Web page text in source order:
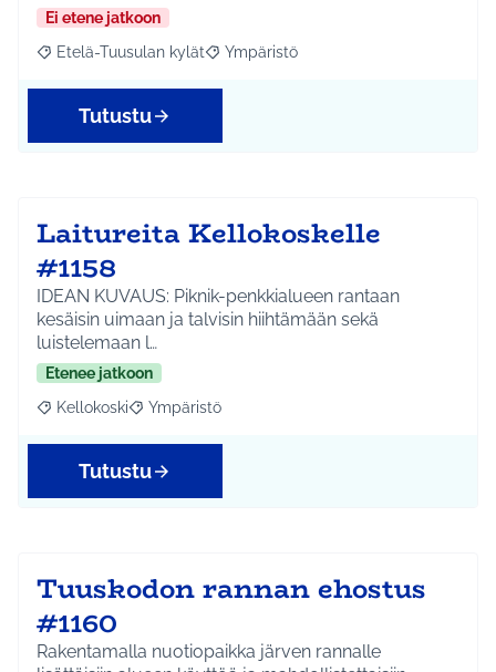
Ei etene jatkoon
Rajaa tulokset aihepiirin mukaan: Etelä-Tuusulan kylät
Etelä-Tuusulan kylät Rajaa tulokset teeman mukaan:
Ympäristö
Tutustu
Laitureita Kellokoskelle
#1158
IDEAN KUVAUS: Piknik-penkkialueen rantaan
kesäisin uimaan ja talvisin hiihtämään sekä
luistelemaan l…
Etenee jatkoon
Rajaa tulokset aihepiirin mukaan: Kellokoski
Kellokoski Rajaa tulokset teeman mukaan: Ympäristö
Ympäristö
Tutustu
Tuuskodon rannan ehostus
#1160
Rakentamalla nuotiopaikka järven rannalle